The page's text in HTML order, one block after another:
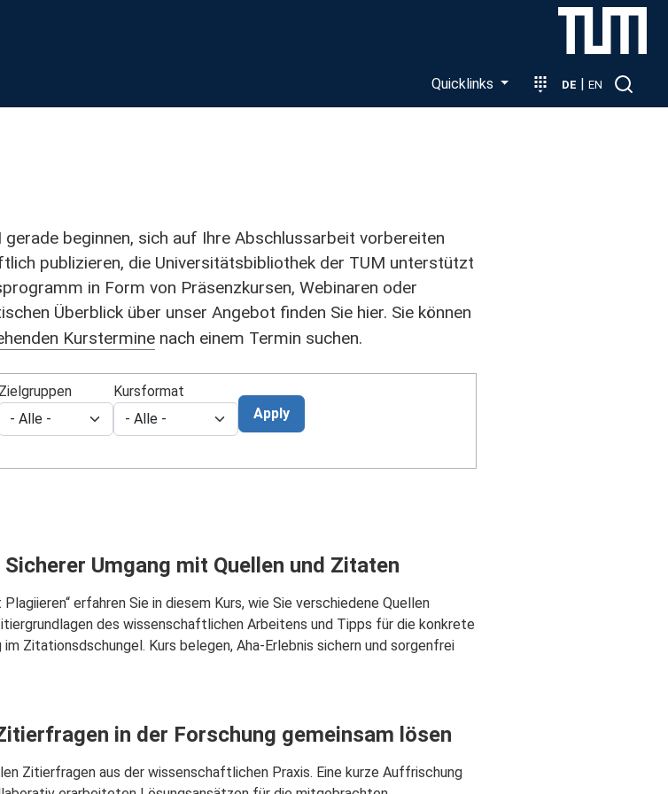
Quicklinks DE | EN
gerade beginnen, sich auf Ihre Abschlussarbeit vorbereiten
publizieren, die Universitätsbibliothek der TUM unterstützt
in Form von Präsenzkursen, Webinaren oder
Überblick über unser Angebot finden Sie hier. Sie können
Kurstermine nach einem Termin suchen.
Zielgruppen
Kursformat
Apply
Umgang mit Quellen und Zitaten
erfahren Sie in diesem Kurs, wie Sie verschiedene Quellen
des wissenschaftlichen Arbeitens und Tipps für die konkrete
Zitationsdschungel. Kurs belegen, Aha-Erlebnis sichern und sorgenfrei
in der Forschung gemeinsam lösen
Zitierfragen aus der wissenschaftlichen Praxis. Eine kurze Auffrischung